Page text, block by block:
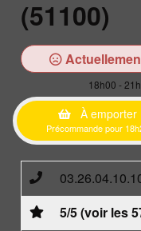
(51100)
18h00 -
À emporter
Précommande pour
5/5 (voir les